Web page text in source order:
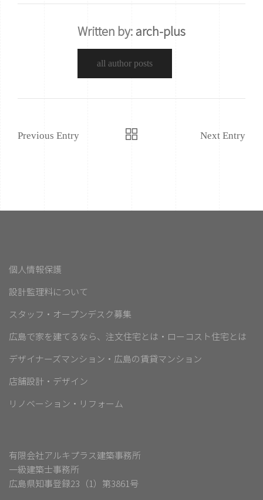
Written by:arch-plus
all author posts
Previous Entry Next Entry
個人情報保護
設計監理料について
スタッフ・オープンデスク募集
広島で家を建てるなら、注文住宅とは・ローコスト住宅とは
デザイナーズマンション・広島の賃貸マンション
店舗設計・デザイン
リノベーション・リフォーム
有限会社アルキプラス建築事務所
一級建築士事務所
広島県知事登録23（1）第3861号